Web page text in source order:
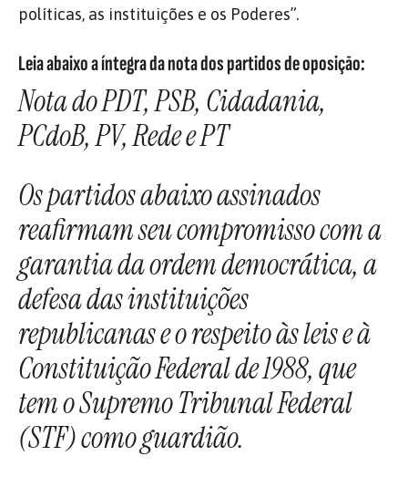
políticas, as instituições e os Poderes”.
Leia abaixo a íntegra da nota dos partidos de oposição:
Nota do PDT, PSB, Cidadania,
PCdoB, PV, Rede e PT
Os partidos abaixo assinados
reafirmam seu compromisso com a
garantia da ordem democrática, a
defesa das instituições
republicanas e o respeito às leis e à
Constituição Federal de 1988, que
tem o Supremo Tribunal Federal
(STF) como guardião.